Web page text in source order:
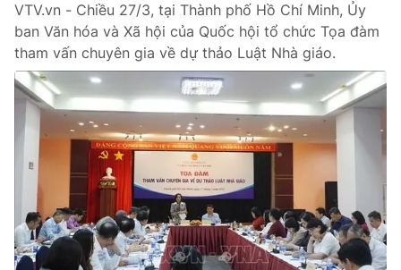
Photo Infographic
Video Shorts video
VTV Money VTV Thể thao
VTV Sức khoẻ Bất động sản
Thị trường 24h Tấm lòng Việt
VTV.vn - Chiều 27/3, tại Thành phố Hồ Chí Minh, Ủy
ban Văn hóa và Xã hội của Quốc hội tổ chức Tọa đàm
tham vấn chuyên gia về dự thảo Luật Nhà giáo.